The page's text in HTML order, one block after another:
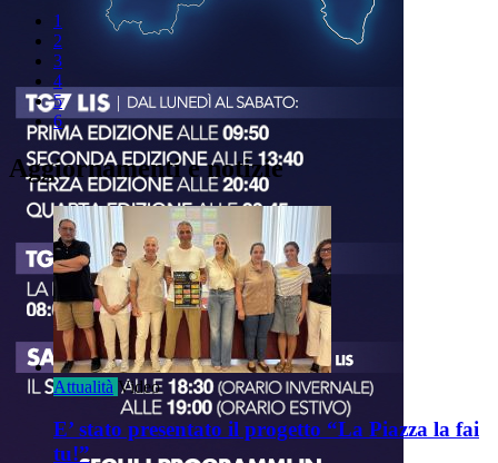
1
2
3
4
5
6
Aggiornamenti e notizie
Attualità Video
E’ stato presentato il progetto “La Piazza la fai
tu!”